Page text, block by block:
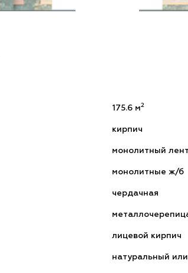
175.6 м2
кирпич
монолитный
монолитные ж/б
чердачная
лицевой кирпич
натуральный